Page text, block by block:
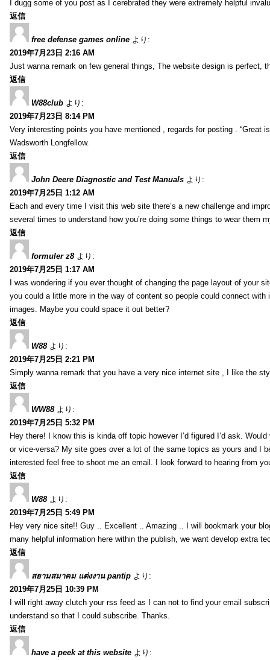
I dugg some of you post as I cerebrated they were extremely helpful
返信
free defense games online より:
2019年7月23日 2:16 AM
Just wanna remark on few general things, The website design is perfect,
返信
W88club より:
2019年7月23日 8:14 PM
Very interesting points you have mentioned , regards for posting . “Great
Wadsworth Longfellow.
返信
John Deere Diagnostic and Test Manuals より:
2019年7月25日 1:12 AM
Each and every time I visit this web site there’s a new challenge and
several times to understand how you’re doing some things to wear them
返信
formuler z8 より:
2019年7月25日 1:17 AM
I was wondering if you ever thought of changing the page layout of your
you could a little more in the way of content so people could connect
images. Maybe you could space it out better?
返信
W88 より:
2019年7月25日 2:21 PM
Simply wanna remark that you have a very nice internet site , I like the
返信
WW88 より:
2019年7月25日 5:32 PM
Hey there! I know this is kinda off topic however I’d figured I’d ask.
or vice-versa? My site goes over a lot of the same topics as yours and I
interested feel free to shoot me an email. I look forward to hearing from
返信
W88 より:
2019年7月25日 5:49 PM
Hey very nice site!! Guy .. Excellent .. Amazing .. I will bookmark your
many helpful information here within the publish, we want develop extra
返信
สยามสมาคม แต่งงาน pantip より:
2019年7月25日 10:39 PM
I will right away clutch your rss feed as I can not to find your email
understand so that I could subscribe. Thanks.
返信
have a peek at this website より: